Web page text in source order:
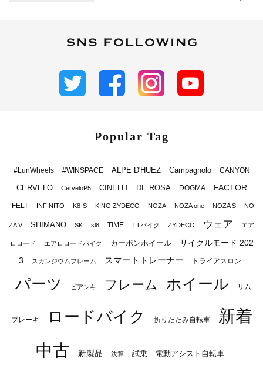
Popular Tag
#LunWheels #WINSPACE ALPE D'HUEZ Campagnolo CANYON
CERVELO CerveloP5 CINELLI DE ROSA DOGMA FACTOR
FELT INFINITO K8-S KING ZYDECO NOZA NOZA one NOZA S NO
ZA V SHIMANO SK sl8 TIME TTバイク ZYDECO ウェア エア
ロロード エアロロードバイク カーボンホイール
サイクルモード 202
3
スカンジウムフレーム スマートトレーナー トライアスロン
パーツ ビアンキ フレーム ホイール リム
ブレーキ ロードバイク 折りたたみ自転車
新着
中古
新製品 決算 試乗 電動アシスト自転車